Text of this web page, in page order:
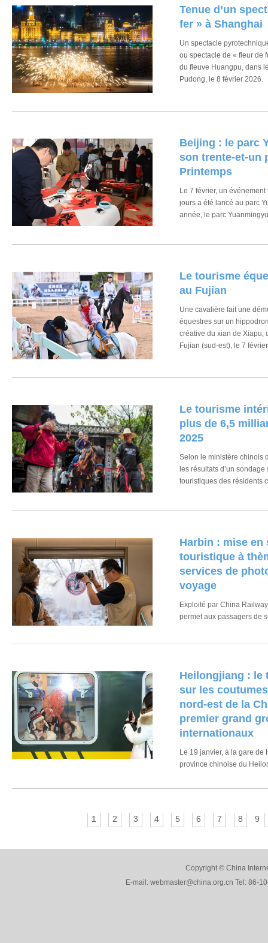
Tenue d’un
fer » à Shanghai
Un spectacle
ou spectacle de « fleur de
du fleuve Huangpu, dans
Pudong, le 8 février 2026.
Beijing : le parc
son trente-et-un
Printemps
Le 7 février, un
jours a été lancé au parc
année, le parc
Le tourisme
au Fujian
​Une cavalière fait une
équestres sur un
créative du xian de Xiapu,
Fujian (sud-est), le 7
Le tourisme
plus de 6,5
2025
Selon le ministère chinois
les résultats d’un
touristiques des résidents
Harbin : mise
touristique à
services de
voyage
Exploité par China
permet aux passagers de
Heilongjiang : le
sur les
nord-est de la
premier grand
internationaux
Le 19 janvier, à la gare de
province chinoise du
et d'autres pays ont
destination de Mohe, afin
paysages de glace et de
1 2 3 4 5 6 7 8 9
Copyright © China
E-mail: webmaster@china.org.cn Tel: 86-